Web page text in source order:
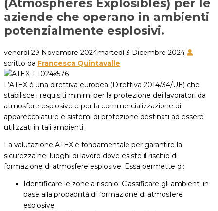
(Atmosphères Explosibles) per le
aziende che operano in ambienti
potenzialmente esplosivi.
venerdì 29 Novembre 2024martedì 3 Dicembre 2024
scritto da Francesca Quintavalle
L’ATEX è una direttiva europea (Direttiva 2014/34/UE) che
stabilisce i requisiti minimi per la protezione dei lavoratori da
atmosfere esplosive e per la commercializzazione di
apparecchiature e sistemi di protezione destinati ad essere
utilizzati in tali ambienti.
La valutazione ATEX è fondamentale per garantire la
sicurezza nei luoghi di lavoro dove esiste il rischio di
formazione di atmosfere esplosive. Essa permette di:
Identificare le zone a rischio: Classificare gli ambienti in
base alla probabilità di formazione di atmosfere
esplosive.